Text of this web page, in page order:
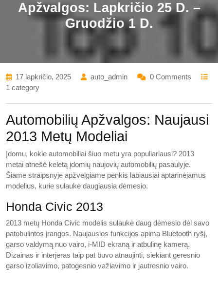
Apžvalgos: Lapkričio 25 D. –
Gruodžio 1 D.
17 lapkričio, 2025 auto_admin
0 Comments
1 category
Automobilių Apžvalgos: Naujausi
2013 Metų Modeliai
Įdomu, kokie automobiliai šiuo metu yra populiariausi? 2013
metai atnešė keletą įdomių naujovių automobilių pasaulyje.
Šiame straipsnyje apžvelgiame penkis labiausiai aptarinėjamus
modelius, kurie sulaukė daugiausia dėmesio.
Honda Civic 2013
2013 metų Honda Civic modelis sulaukė daug dėmesio dėl savo
patobulintos įrangos. Naujausios funkcijos apima Bluetooth ryšį,
garso valdymą nuo vairo, i-MID ekraną ir atbulinę kamerą.
Dizainas ir interjeras taip pat buvo atnaujinti, siekiant geresnio
garso izoliavimo, patogesnio važiavimo ir jautresnio vairo.